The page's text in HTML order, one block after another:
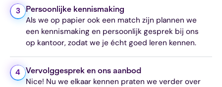
3 Persoonlijke kennismaking
Als we op papier ook een match zijn plannen we
een kennismaking en persoonlijk gesprek bij ons
op kantoor, zodat we je écht goed leren kennen.
4 Vervolggesprek en ons aanbod
Nice! Nu we elkaar kennen praten we verder over